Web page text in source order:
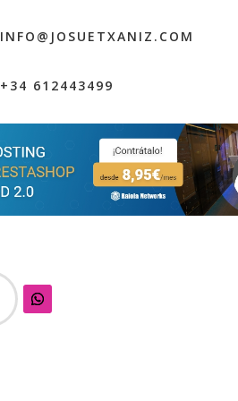
INFO@JOSUETXANIZ.COM
+34 612443499